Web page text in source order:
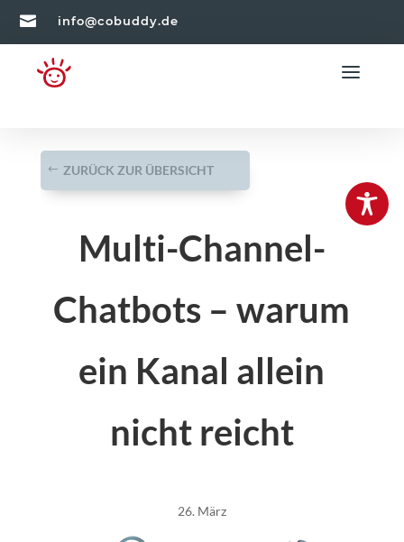
 info@cobuddy.de
ZURÜCK ZUR ÜBERSICHT
Multi-Channel-
Chatbots – warum
ein Kanal allein
nicht reicht
26. März